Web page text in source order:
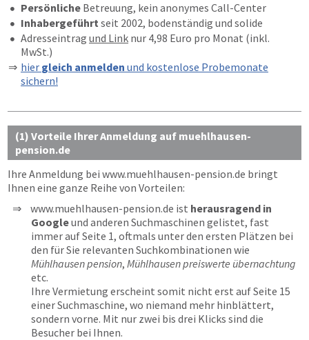
Persönliche Betreuung, kein anonymes Call-Center
Inhabergeführt seit 2002, bodenständig und solide
Adresseintrag und Link nur 4,98 Euro pro Monat (inkl.
MwSt.)
hier gleich anmelden und kostenlose Probemonate
sichern!
(1) Vorteile Ihrer Anmeldung auf muehlhausen-
pension.de
Ihre Anmeldung bei www.muehlhausen-pension.de bringt
Ihnen eine ganze Reihe von Vorteilen:
www.muehlhausen-pension.de ist herausragend in
Googleund anderen Suchmaschinen gelistet, fast
immer auf Seite 1, oftmals unter den ersten Plätzen bei
den für Sie relevanten Suchkombinationen wie
Mühlhausen pension, Mühlhausen preiswerte übernachtung
etc.
Ihre Vermietung erscheint somit nicht erst auf Seite 15
einer Suchmaschine, wo niemand mehr hinblättert,
sondern vorne. Mit nur zwei bis drei Klicks sind die
Besucher bei Ihnen.